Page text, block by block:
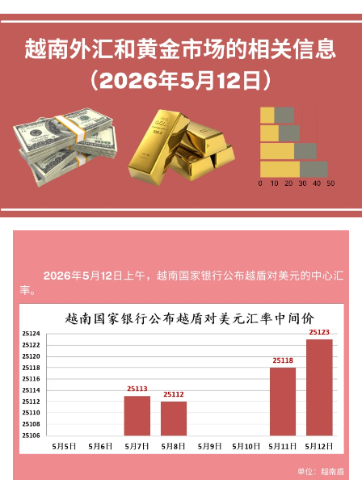
环保
文化
体育
国际
旅游
友谊桥梁
多功能媒体
图表新闻
图库
视频
人民报社简介